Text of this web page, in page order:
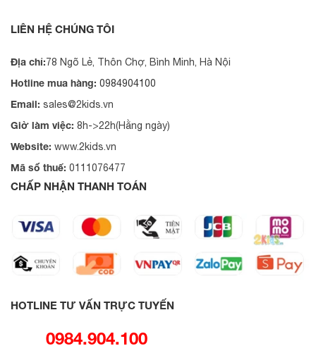
LIÊN HỆ CHÚNG TÔI
Địa chỉ:78 Ngõ Lẻ, Thôn Chợ, Bình Minh, Hà Nội
Hotline mua hàng: 0984904100
Email: sales@2kids.vn
Giờ làm việc: 8h->22h(Hằng ngày)
Website: www.2kids.vn
Mã số thuế: 0111076477
CHẤP NHẬN THANH TOÁN
HOTLINE TƯ VẤN TRỰC TUYẾN
0984.904.100